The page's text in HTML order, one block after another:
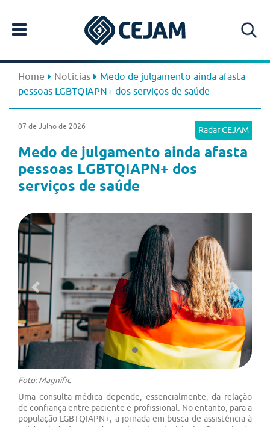
Home Noticias
Medo de julgamento ainda afasta
pessoas LGBTQIAPN+ dos serviços de saúde
Radar CEJAM
07 de Julho de 2026
Medo de julgamento ainda afasta
pessoas LGBTQIAPN+ dos
serviços de saúde
Previous Next
Foto: Magnific
Uma consulta médica depende, essencialmente, da relação
de confiança entre paciente e profissional. No entanto, para a
população LGBTQIAPN+, a jornada em busca de assistência à